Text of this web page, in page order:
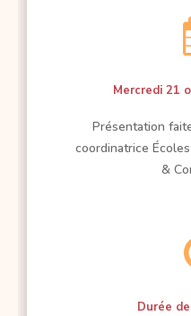
Mercredi 21
Présentation
coordinatrice
&
Durée